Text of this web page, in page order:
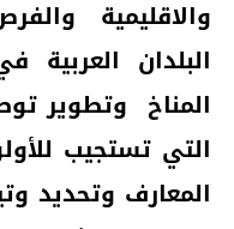
والاقليمية
البلدان العربية
المناخ وتطوير
التي تستجيب
المعارف وتحديد